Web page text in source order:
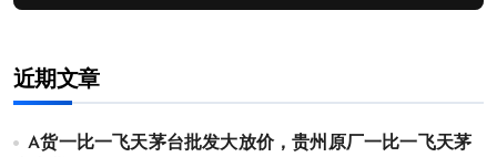
近期文章
A货一比一飞天茅台批发大放价，贵州原厂一比一飞天茅